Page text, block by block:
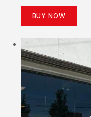
BUY NOW